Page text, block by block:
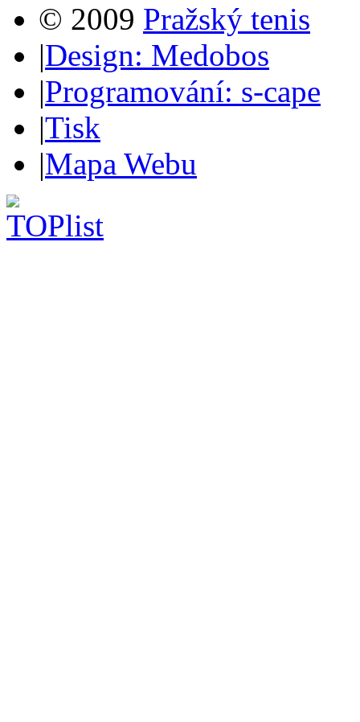
© 2009 Pražský tenis
|Design: Medobos
|Programování: s-cape
|Tisk
|Mapa Webu